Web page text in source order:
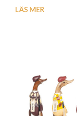
LÄS MER